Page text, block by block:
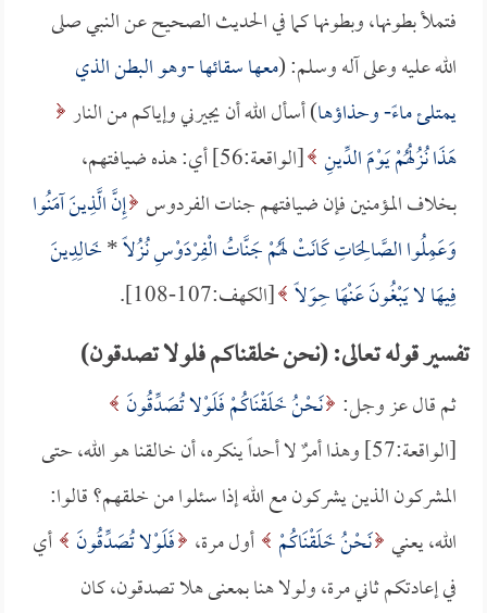
فتملأ بطونها، وبطونها كما في الحديث الصحيح عن النبي صلى
الله عليه وعلى آله وسلم: (معها سقائها -وهو البطن الذي
يمتلئ ماءً- وحذاؤها) أسأل الله أن يجيرني وإياكم من النار
هَذَا نُزُلُهُمْ يَوْمَ الدِّينِ
[الواقعة:56] أي: هذه ضيافتهم،
بخلاف المؤمنين فإن ضيافتهم جنات الفردوس إِنَّ الَّذِينَ آمَنُوا
وَعَمِلُوا الصَّالِحَاتِ كَانَتْ لَهُمْ جَنَّاتُ الْفِرْدَوْسِ نُزُلاً*خَالِدِينَ
فِيهَا لا يَبْغُونَ عَنْهَا حِوَلاً [الكهف:107-108].
تفسير قوله تعالى: (نحن خلقناكم فلولا تصدقون)
ثم قال عز وجل: نَحْنُ خَلَقْنَاكُمْ فَلَوْلا تُصَدِّقُونَ
[الواقعة:57] وهذا أمرٌ لا أحداً ينكره، أن خالقنا هو الله، حتى
المشركون الذين يشركون مع الله إذا سئلوا من خلقهم؟ قالوا:
الله، يعني نَحْنُ خَلَقْنَاكُمْ أول مرة، فَلَوْلا تُصَدِّقُونَ أي
في إعادتكم ثاني مرة، ولولا هنا بمعنى هلا تصدقون، كان